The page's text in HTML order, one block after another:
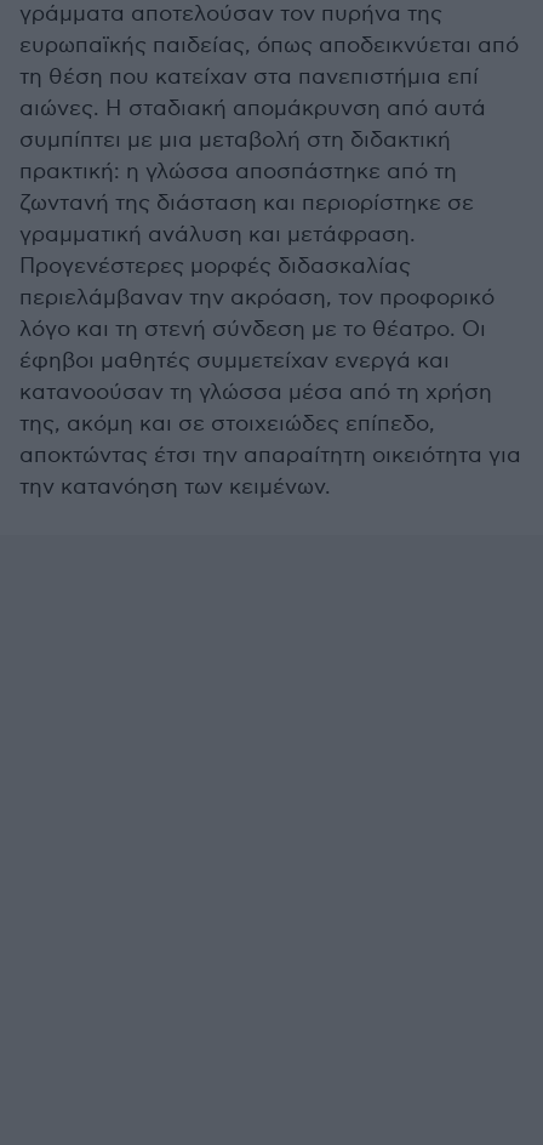
γράμματα αποτελούσαν τον πυρήνα της
ευρωπαϊκής παιδείας, όπως αποδεικνύεται από
τη θέση που κατείχαν στα πανεπιστήμια επί
αιώνες. Η σταδιακή απομάκρυνση από αυτά
συμπίπτει με μια μεταβολή στη διδακτική
πρακτική: η γλώσσα αποσπάστηκε από τη
ζωντανή της διάσταση και περιορίστηκε σε
γραμματική ανάλυση και μετάφραση.
Προγενέστερες μορφές διδασκαλίας
περιελάμβαναν την ακρόαση, τον προφορικό
λόγο και τη στενή σύνδεση με το θέατρο. Oι
έφηβοι μαθητές συμμετείχαν ενεργά και
κατανοούσαν τη γλώσσα μέσα από τη χρήση
της, ακόμη και σε στοιχειώδες επίπεδο,
αποκτώντας έτσι την απαραίτητη οικειότητα για
την κατανόηση των κειμένων.